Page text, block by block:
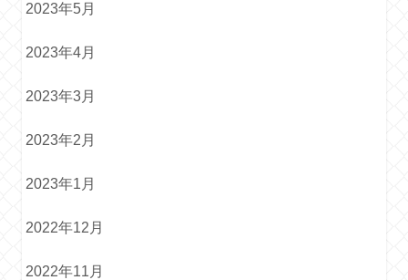
2023年5月
2023年4月
2023年3月
2023年2月
2023年1月
2022年12月
2022年11月